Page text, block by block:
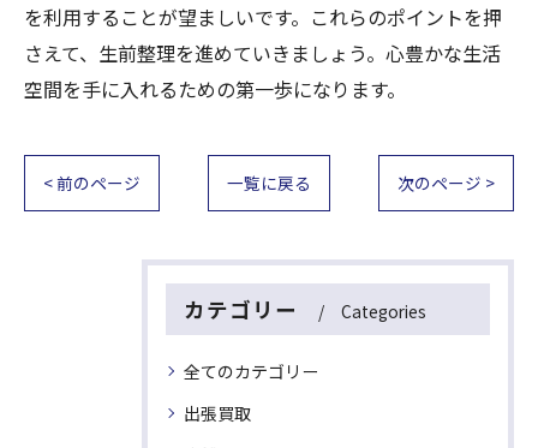
を利用することが望ましいです。これらのポイントを押
さえて、生前整理を進めていきましょう。心豊かな生活
空間を手に入れるための第一歩になります。
< 前のページ 一覧に戻る 次のページ >
カテゴリー Categories
全てのカテゴリー
出張買取